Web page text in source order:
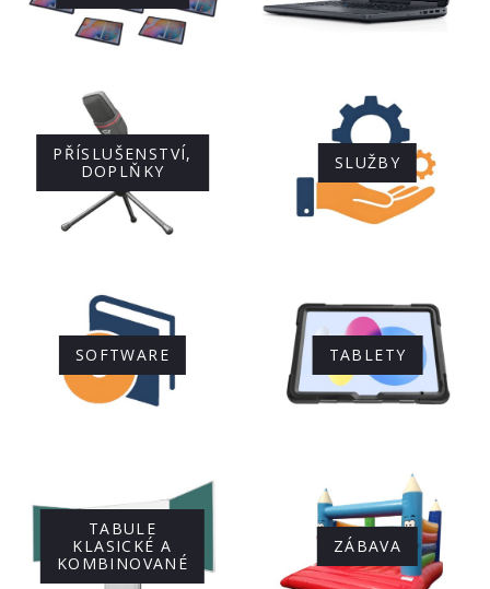
PŘÍSLUŠENSTVÍ,
DOPLŇKY
SLUŽBY
SOFTWARE TABLETY
TABULE
KLASICKÉ A
KOMBINOVANÉ
ZÁBAVA